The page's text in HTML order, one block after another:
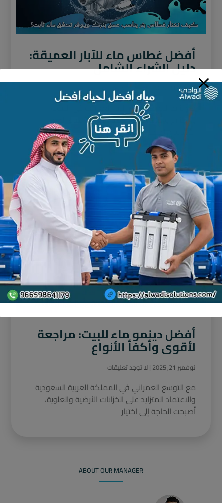
أفضل غطاس ماء للآبار العميقة:
دليل الشراء الشامل
نوفمبر 21, 2025 لا توجد تعليقات
مع تزايد الاعتماد على الآبار العميقة في البيوت
والمزارع والاستراحات، أصبح غطاس الماء الجهاز
الأساسي لضمان استخراج
أفضل دينمو ماء للبيت: مراجعة
لأقوى وأكفأ الأنواع
نوفمبر 21, 2025 لا توجد تعليقات
مع التوسع العمراني في المملكة العربية السعودية
والاعتماد المتزايد على الخزانات الأرضية والعلوية،
أصبحت الحاجة إلى اختيار
ABOUT OUR MANAGER